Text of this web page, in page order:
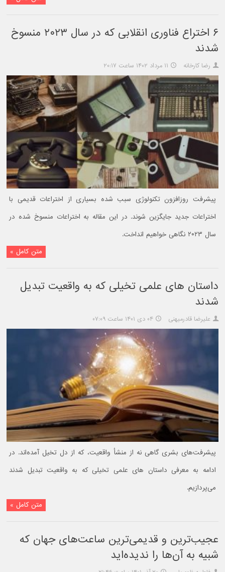
۶ اختراع فناوری انقلابی که در سال ۲۰۲۳ منسوخ
شدند
رضا کارخانه ۱۱ مرداد ۱۴۰۲ ساعت ۲۰:۱۷
پیشرفت روزافزون تکنولوژی سبب شده بسیاری از اختراعات قدیمی با
اختراعات جدید جایگزین شوند. در این مقاله به اختراعات منسوخ شده در
سال ۲۰۲۳ نگاهی خواهیم انداخت.
متن کامل »
داستان های علمی تخیلی که به واقعیت تبدیل
شدند
علیرضا قادرمیهنی ۰۴ دی ۱۴۰۱ ساعت ۰۷:۰۹
پیشرفت‌های بشری گاهی نه از منشأ واقعیت، که از دل تخیل آمده‌اند. در
ادامه به معرفی داستان های علمی تخیلی که به واقعیت تبدیل شدند
می‌پردازیم.
متن کامل »
عجیب‌ترین و قدیمی‌ترین ساعت‌های جهان که
شبیه به آن‌ها را ندیده‌اید